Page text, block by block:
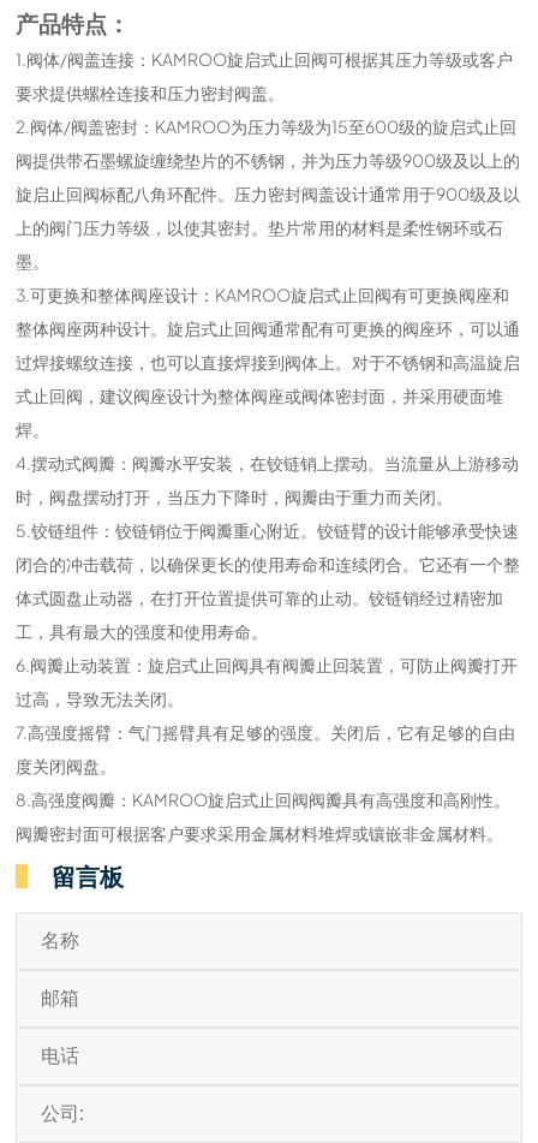
产品特点：
1.阀体/阀盖连接：KAMROO旋启式止回阀可根据其压力等级或客户
要求提供螺栓连接和压力密封阀盖。
2.阀体/阀盖密封：KAMROO为压力等级为15至600级的旋启式止回
阀提供带石墨螺旋缠绕垫片的不锈钢，并为压力等级900级及以上的
旋启止回阀标配八角环配件。压力密封阀盖设计通常用于900级及以
上的阀门压力等级，以使其密封。垫片常用的材料是柔性钢环或石
墨。
3.可更换和整体阀座设计：KAMROO旋启式止回阀有可更换阀座和
整体阀座两种设计。旋启式止回阀通常配有可更换的阀座环，可以通
过焊接螺纹连接，也可以直接焊接到阀体上。对于不锈钢和高温旋启
式止回阀，建议阀座设计为整体阀座或阀体密封面，并采用硬面堆
焊。
4.摆动式阀瓣：阀瓣水平安装，在铰链销上摆动。当流量从上游移动
时，阀盘摆动打开，当压力下降时，阀瓣由于重力而关闭。
5.铰链组件：铰链销位于阀瓣重心附近。铰链臂的设计能够承受快速
闭合的冲击载荷，以确保更长的使用寿命和连续闭合。它还有一个整
体式圆盘止动器，在打开位置提供可靠的止动。铰链销经过精密加
工，具有最大的强度和使用寿命。
6.阀瓣止动装置：旋启式止回阀具有阀瓣止回装置，可防止阀瓣打开
过高，导致无法关闭。
7.高强度摇臂：气门摇臂具有足够的强度。关闭后，它有足够的自由
度关闭阀盘。
8.高强度阀瓣：KAMROO旋启式止回阀阀瓣具有高强度和高刚性。
阀瓣密封面可根据客户要求采用金属材料堆焊或镶嵌非金属材料。
留言板